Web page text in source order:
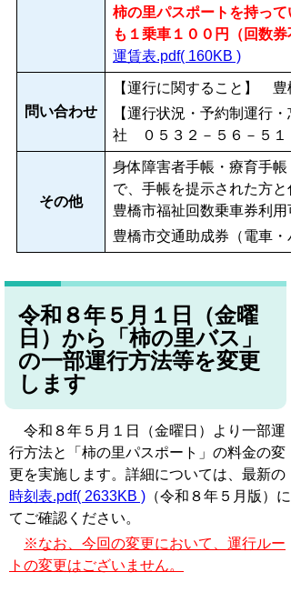
柿の里パスポートを持っ
も１乗車１００円（回数
運賃表.pdf( 160KB )
問い合わせ
【運行に関すること】
【運行状況・予約制運行
社 ０５３２－５６－５
その他
身体障害者手帳・療育手
で、手帳を提示された方
豊橋市福祉回数乗車券利用
豊橋市交通助成券（電車
令和８年５月１日（金曜
日）から「柿の里バス」
の一部運行方法等を変更
します
令和８年５月１日（金曜日）より一部運
行方法と「柿の里パスポート」の料金の変
更を実施します。詳細については、最新の
時刻表.pdf( 2633KB ) （令和８年５月版）に
てご確認ください。
※なお、今回の変更において、運行ルー
トの変更はございません。